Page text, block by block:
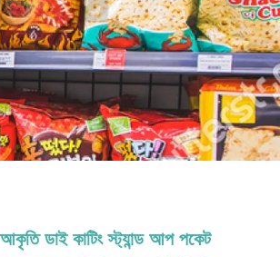
আকৃতি ডাই কাটিং স্ট্যান্ড আপ পকেট